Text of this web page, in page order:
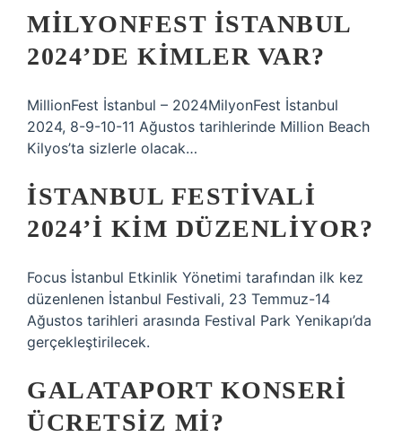
MILYONFEST İSTANBUL
2024’DE KIMLER VAR?
MillionFest İstanbul – 2024MilyonFest İstanbul
2024, 8-9-10-11 Ağustos tarihlerinde Million Beach
Kilyos’ta sizlerle olacak…
İSTANBUL FESTIVALI
2024’I KIM DÜZENLIYOR?
Focus İstanbul Etkinlik Yönetimi tarafından ilk kez
düzenlenen İstanbul Festivali, 23 Temmuz-14
Ağustos tarihleri ​​arasında Festival Park Yenikapı’da
gerçekleştirilecek.
GALATAPORT KONSERI
ÜCRETSIZ MI?